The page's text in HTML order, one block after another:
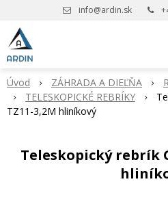
info@ardin.sk
Úvod ZÁHRADA A DIEĽŇA
TELESKOPICKÉ REBRÍKY
TZ11-3,2M hliníkový
Teleskopický rebrík